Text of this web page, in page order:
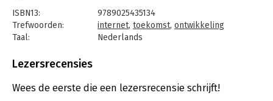
intimidatie op sociale netwerken, diefstal van bestanden, en
steeds meer websites die inbreuk maken op privacy.
De mens moet weer belangrijker worden dan de techniek:
individu van een auteur die als geen ander begrijpt wat
ISBN13:
9789025435134
Trefwoorden:
internet, toekomst, ontwikkeling
Taal:
Nederlands
Aantal pagina's:
Druk:
1
Lezersrecensies
Wees de eerste die een lezersrecensie schrijft!